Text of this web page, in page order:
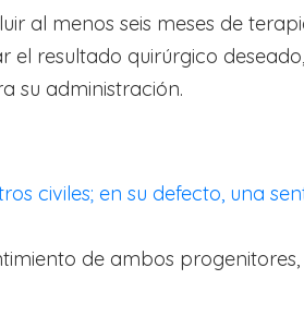
al menos seis meses de
resultado quirúrgico
su administración.
civiles; en su defecto, una
de ambos progenitores,